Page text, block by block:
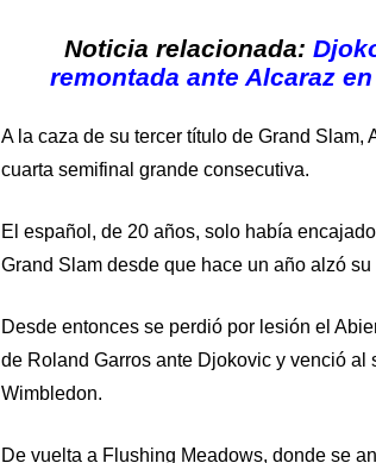
Noticia relacionada:
remontada ante Alcaraz
A la caza de su tercer título de Grand Slam,
cuarta semifinal grande consecutiva.
El español, de 20 años, solo había
Grand Slam desde que hace un año alzó
Desde entonces se perdió por lesión el
de Roland Garros ante Djokovic y venció al
Wimbledon.
De vuelta a Flushing Meadows, donde se